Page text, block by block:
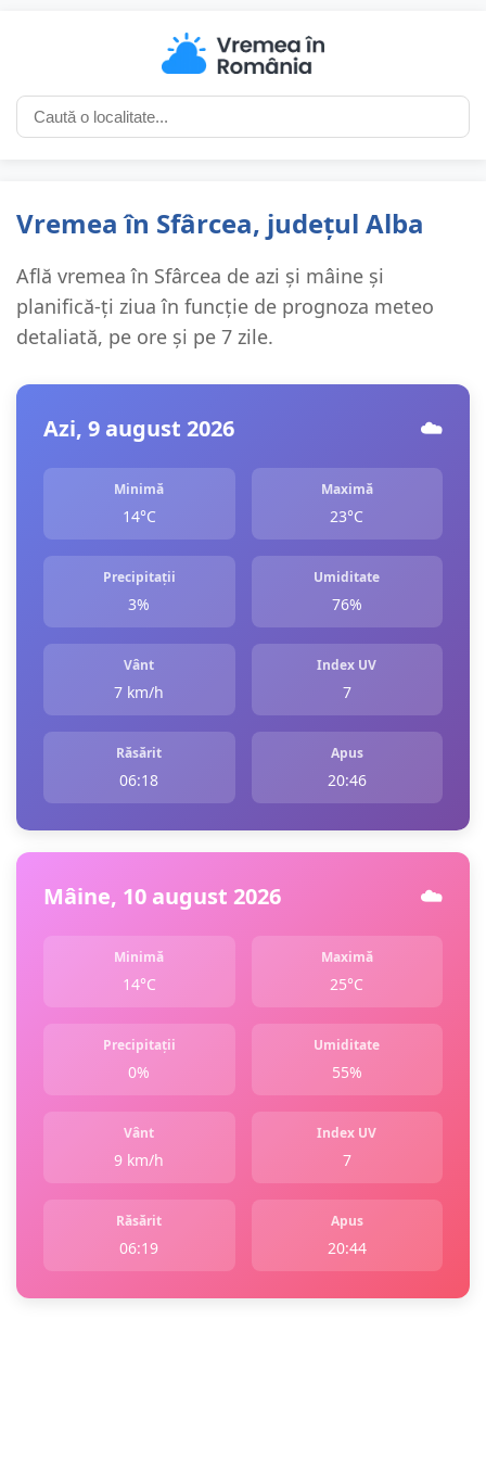
Vremea în Sfârcea, județul Alba
Află vremea în Sfârcea de azi și mâine și
planifică-ți ziua în funcție de prognoza meteo
detaliată, pe ore și pe 7 zile.
Azi, 9 august 2026 ☁️
Minimă
14°C
Maximă
23°C
Precipitații
3%
Umiditate
76%
Vânt
7 km/h
Index UV
7
Răsărit
06:18
Apus
20:46
Mâine, 10 august 2026 ☁️
Minimă
14°C
Maximă
25°C
Precipitații
0%
Umiditate
55%
Vânt
9 km/h
Index UV
7
Răsărit
06:19
Apus
20:44